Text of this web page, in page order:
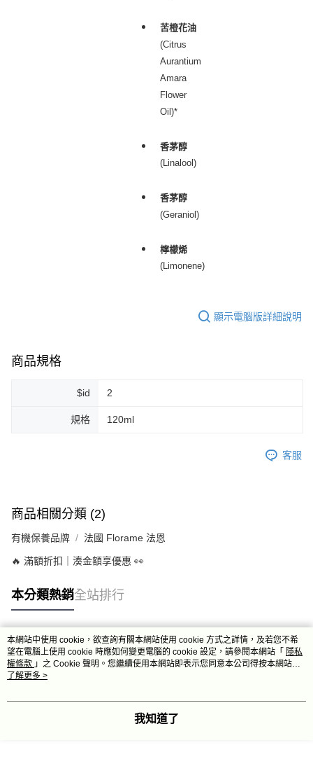
苦橙花油
(Citrus
Aurantium
Amara
Flower
Oil)*
香茅醇
(Linalool)
香茅醇
(Geraniol)
檸檬烯
(Limonene)
顯示電腦版詳細說明
商品規格
$id 2
規格 120ml
客服
商品相關分類 (2)
有機保養品牌 法國 Florame 法恩
🔥 滿額折扣｜湊金額享優惠 👀
本分類熱銷全站排行
熱門標籤
本網站中使用 cookie，欲查詢有關本網站使用 cookie 方式之詳情，及若您不希
望在電腦上使用 cookie 時應如何變更電腦的 cookie 設定，請參閱本網站「 隱私
權條款 」之 Cookie 聲明。您繼續使用本網站即表示您同意本公司得按本網站使
用條款之 Cookie 聲明使用 cookie。
了解更多 >
我知道了